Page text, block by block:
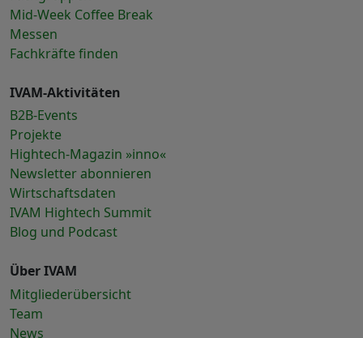
Mid-Week Coffee Break
Messen
Fachkräfte finden
IVAM-Aktivitäten
B2B-Events
Projekte
Hightech-Magazin »inno«
Newsletter abonnieren
Wirtschaftsdaten
IVAM Hightech Summit
Blog und Podcast
Über IVAM
Mitgliederübersicht
Team
News